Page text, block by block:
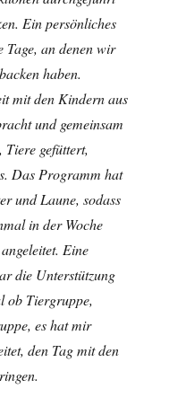
Ein persönliches
an denen wir
haben.
mit den Kindern aus
und gemeinsam
Tiere gefüttert,
Das Programm hat
und Laune, sodass
in der Woche
Eine
die Unterstützung
ob Tiergruppe,
es hat mir
den Tag mit den